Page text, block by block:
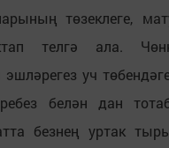
төзеклеге,
телгә ала.
уч
белән дан
безнең уртак